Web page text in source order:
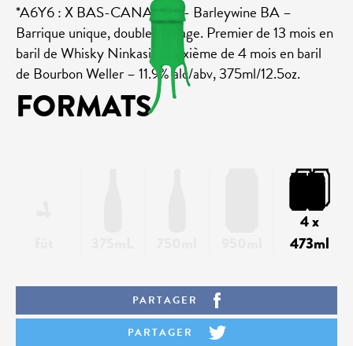
*A6Y6 : X BAS-CANADA* – Barleywine BA –
Barrique unique, double passage. Premier de 13 mois en
baril de Whisky Ninkasi, Deuxième de 4 mois en baril
de Bourbon Weller – 11.9% alc/abv, 375ml/12.5oz.
FORMATS
4 x
473ml
PARTAGER
PARTAGER